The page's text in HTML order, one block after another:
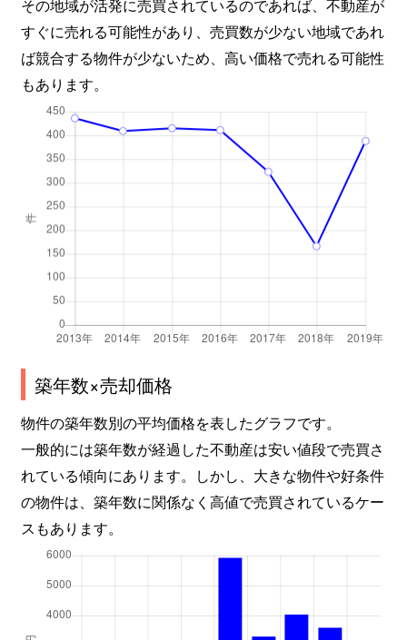
その地域が活発に売買されているのであれば、不動産が
すぐに売れる可能性があり、売買数が少ない地域であれ
ば競合する物件が少ないため、高い価格で売れる可能性
もあります。
築年数×売却価格
物件の築年数別の平均価格を表したグラフです。
一般的には築年数が経過した不動産は安い値段で売買さ
れている傾向にあります。しかし、大きな物件や好条件
の物件は、築年数に関係なく高値で売買されているケー
スもあります。